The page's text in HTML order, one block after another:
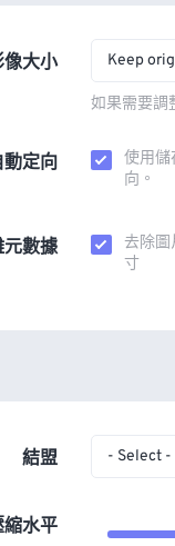
像大小 Keep
如果需要調
動定向
使用儲
向。
元數據
去除圖
寸
結盟 - Select -
縮水平